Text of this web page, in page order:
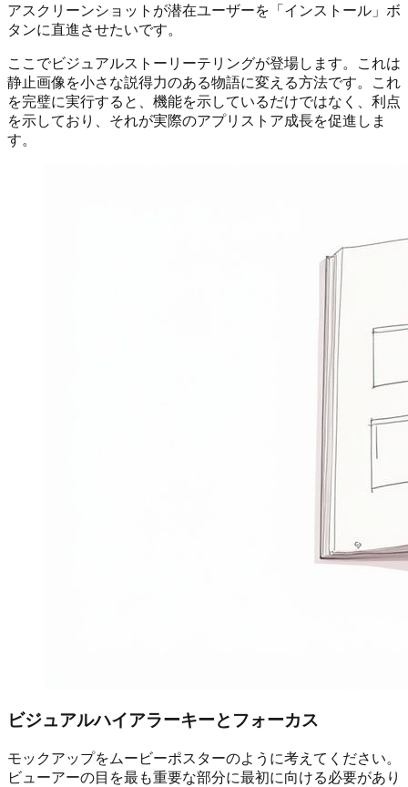
アスクリーンショットが潜在ユーザーを「インストール」ボ
タンに直進させたいです。
ここでビジュアルストーリーテリングが登場します。これは
静止画像を小さな説得力のある物語に変える方法です。これ
を完璧に実行すると、機能を示しているだけではなく、利点
を示しており、それが実際のアプリストア成長を促進しま
す。
ビジュアルハイアラーキーとフォーカス
モックアップをムービーポスターのように考えてください。
ビューアーの目を最も重要な部分に最初に向ける必要があり